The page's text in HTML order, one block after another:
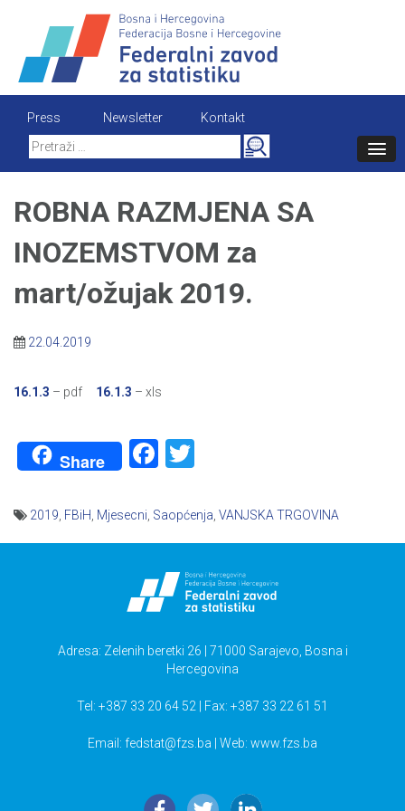
content
Press Newsletter
Kontakt
Search
for:
ROBNA RAZMJENA SA
INOZEMSTVOM za
mart/ožujak 2019.
22.04.2019
16.1.3 – pdf 16.1.3 – xls
Share Facebook
2019 FBiH Mjesecni Saopćenja VANJSKA TRGOVINA
Adresa: Zelenih beretki 26 | 71000 Sarajevo, Bosna i
Hercegovina
Tel: +387 33 20 64 52 | Fax: +387 33 22 61 51
Email: fedstat@fzs.ba | Web: www.fzs.ba